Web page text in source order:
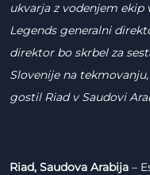
ukvarja z vodenjem ekip
Legends generalni
direktor bo skrbel za
Slovenije na
gostil Riad v Saudovi
Riad, Saudova Arabija –